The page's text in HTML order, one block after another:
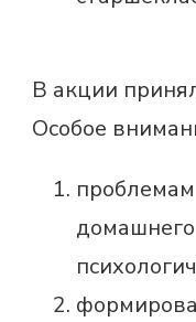
В акции
Особое